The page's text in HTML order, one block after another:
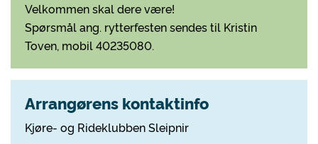
Velkommen skal dere være!
Spørsmål ang. rytterfesten sendes til Kristin
Toven, mobil 40235080.
Arrangørens kontaktinfo
Kjøre- og Rideklubben Sleipnir